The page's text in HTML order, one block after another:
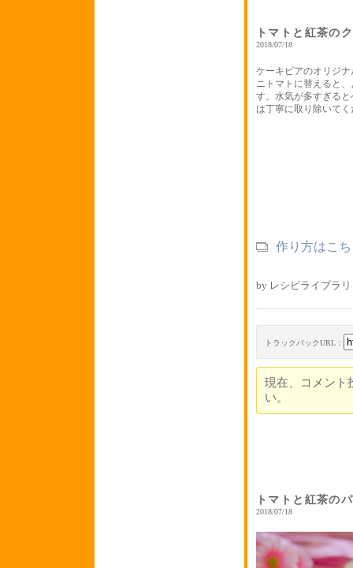
トマトと紅茶の
2018/07/18
ケーキピアのオリジ
ニトマトに替えると
す。水気が多すぎる
は丁寧に取り除いて
作り方はこ
by レシピライブラ
トラックバックURL：
現在、コメント
い。
トマトと紅茶の
2018/07/18